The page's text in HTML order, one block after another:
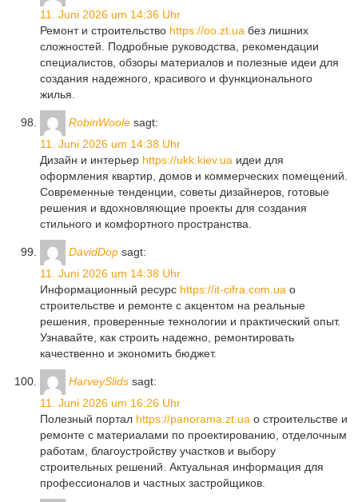
11. Juni 2026 um 14:36 Uhr
Ремонт и строительство https://oo.zt.ua без лишних
сложностей. Подробные руководства, рекомендации
специалистов, обзоры материалов и полезные идеи для
создания надежного, красивого и функционального
жилья.
RobinWoole sagt:
11. Juni 2026 um 14:38 Uhr
Дизайн и интерьер https://ukk.kiev.ua идеи для
оформления квартир, домов и коммерческих помещений.
Современные тенденции, советы дизайнеров, готовые
решения и вдохновляющие проекты для создания
стильного и комфортного пространства.
DavidDop sagt:
11. Juni 2026 um 14:38 Uhr
Информационный ресурс https://it-cifra.com.ua о
строительстве и ремонте с акцентом на реальные
решения, проверенные технологии и практический опыт.
Узнавайте, как строить надежно, ремонтировать
качественно и экономить бюджет.
HarveySlids sagt:
11. Juni 2026 um 16:26 Uhr
Полезный портал https://panorama.zt.ua о строительстве и
ремонте с материалами по проектированию, отделочным
работам, благоустройству участков и выбору
строительных решений. Актуальная информация для
профессионалов и частных застройщиков.